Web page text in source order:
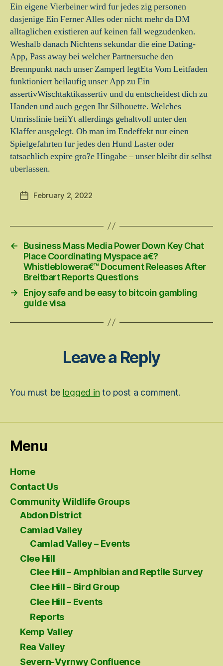
Ein eigene Vierbeiner wird fur jedes zig personen
dasjenige Ein Ferner Alles oder nicht mehr da DM
alltaglichen existieren auf keinen fall wegzudenken.
Weshalb danach Nichtens sekundar die eine Dating-
App, Pass away bei welcher Partnersuche den
Brennpunkt nach unser Zamperl legtEta Vom Leitfaden
funktioniert beilaufig unser App zu Ein
assertivWischtaktikassertiv und du entscheidest dich zu
Handen und auch gegen Ihr Silhouette. Welches
Umrisslinie heiiYt allerdings gehaltvoll unter den
Klaffer ausgelegt. Ob man im Endeffekt nur einen
Spielgefahrten fur jedes den Hund Laster oder
tatsachlich expire gro?e Hingabe – unser bleibt dir selbst
uberlassen.
PostFebruary 2, 2022
←
Business Mass Media Power Down Key Chat
Place Coordinating Myspace a€?
Whistleblowera€™ Document Releases After
Breitbart Reports Questions
→
Enjoy safe and be easy to bitcoin gambling
guide visa
Leave a Reply
You must be logged in to post a comment.
Menu
Home
Contact Us
Community Wildlife Groups
Abdon District
Camlad Valley
Camlad Valley – Events
Clee Hill
Clee Hill – Amphibian and Reptile Survey
Clee Hill – Bird Group
Clee Hill – Events
Reports
Kemp Valley
Rea Valley
Severn-Vyrnwy Confluence